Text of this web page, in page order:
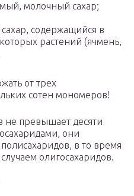
молочный сахар;
содержащийся в
растений (ячмень,
от трех
сотен мономеров!
не превышает десяти
они
в то время
олигосахаридов.